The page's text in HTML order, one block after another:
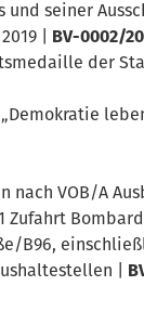
seiner
| BV-0002/
der
nach VOB/A
Zufahrt
B96,
|